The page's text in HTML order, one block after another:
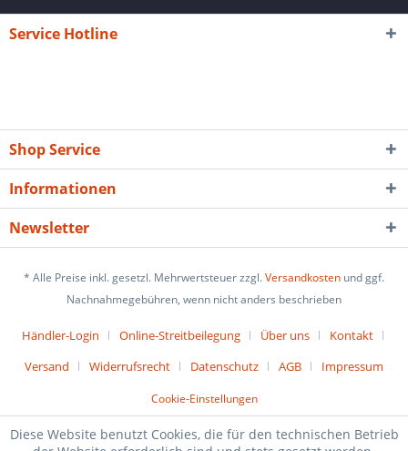
Service Hotline
Shop Service
Informationen
Newsletter
* Alle Preise inkl. gesetzl. Mehrwertsteuer zzgl.Versandkosten und ggf.
Nachnahmegebühren, wenn nicht anders beschrieben
Händler-Login Online-Streitbeilegung Über uns
Kontakt
Versand
Widerrufsrecht Datenschutz AGB Impressum
Cookie-Einstellungen
Diese Website benutzt Cookies, die für den technischen Betrieb